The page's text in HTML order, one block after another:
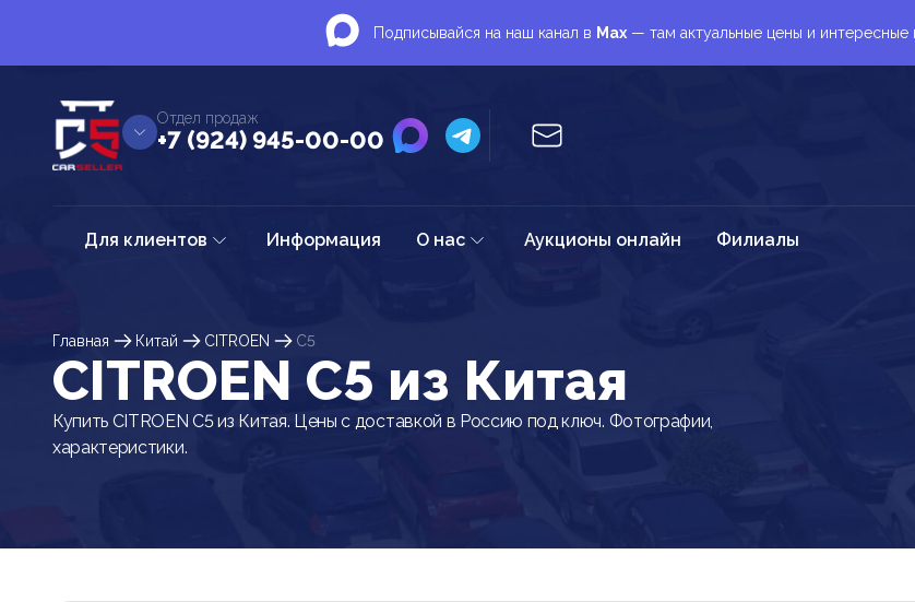
Подписывайся на наш канал в Max — там актуальные цены и
Отдел продаж
+7 (924) 945-00-00
Для клиентов Информация О нас Аукционы онлайн Филиалы
Главная Китай CITROEN C5
CITROEN C5 из Китая
Купить CITROEN C5 из Китая. Цены с доставкой в Россию под ключ. Фотографии,
характеристики.